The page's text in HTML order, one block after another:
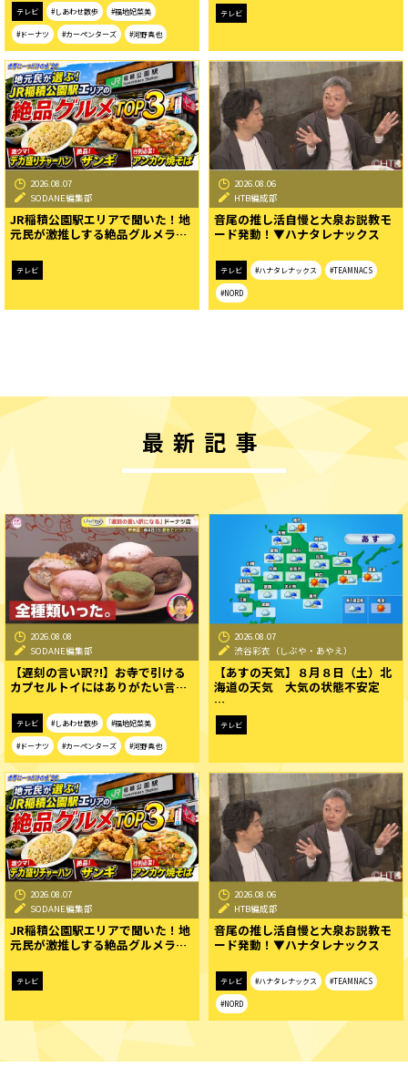
テレビ #しあわせ散歩 #福地妃菜美
#ドーナツ #カーペンターズ #河野真也
テレビ
2026.08.07
SODANE編集部
JR稲積公園駅エリアで聞いた！地
元民が激推しする絶品グルメラ…
テレビ
2026.08.06
HTB編成部
音尾の推し活自慢と大泉お説教モ
ード発動！▼ハナタレナックス
テレビ #ハナタレナックス #TEAMNACS
#NORD
最新記事
2026.08.08
SODANE編集部
【遅刻の言い訳?!】お寺で引ける
カプセルトイにはありがたい言…
テレビ #しあわせ散歩 #福地妃菜美
#ドーナツ #カーペンターズ #河野真也
2026.08.07
渋谷彩衣（しぶや・あやえ）
【あすの天気】８月８日（土）北
海道の天気 大気の状態不安定
…
テレビ
2026.08.07
SODANE編集部
JR稲積公園駅エリアで聞いた！地
元民が激推しする絶品グルメラ…
テレビ
2026.08.06
HTB編成部
音尾の推し活自慢と大泉お説教モ
ード発動！▼ハナタレナックス
テレビ #ハナタレナックス #TEAMNACS
#NORD